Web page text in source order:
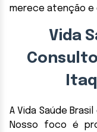
merece atenção e
Vida
A Vida Saúde
Nosso foco é